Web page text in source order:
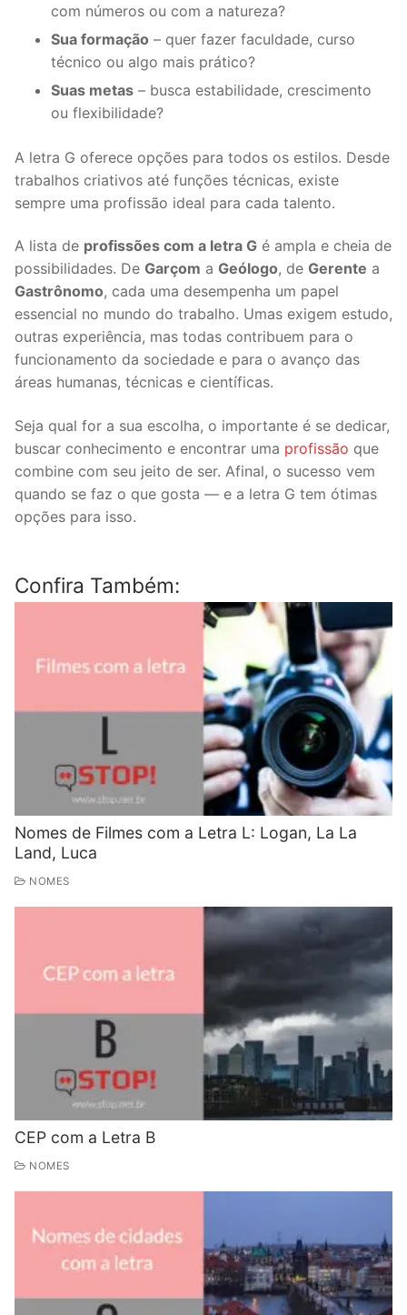
com números ou com a natureza?
Sua formação – quer fazer faculdade, curso
técnico ou algo mais prático?
Suas metas – busca estabilidade, crescimento
ou flexibilidade?
A letra G oferece opções para todos os estilos. Desde
trabalhos criativos até funções técnicas, existe
sempre uma profissão ideal para cada talento.
A lista de profissões com a letra G é ampla e cheia de
possibilidades. De Garçom a Geólogo, de Gerente a
Gastrônomo, cada uma desempenha um papel
essencial no mundo do trabalho. Umas exigem estudo,
outras experiência, mas todas contribuem para o
funcionamento da sociedade e para o avanço das
áreas humanas, técnicas e científicas.
Seja qual for a sua escolha, o importante é se dedicar,
buscar conhecimento e encontrar uma profissão que
combine com seu jeito de ser. Afinal, o sucesso vem
quando se faz o que gosta — e a letra G tem ótimas
opções para isso.
Confira Também:
Nomes de Filmes com a Letra L: Logan, La La
Land, Luca
NOMES
CEP com a Letra B
NOMES